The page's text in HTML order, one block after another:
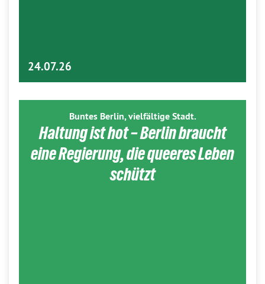
24.07.26
Buntes Berlin, vielfältige Stadt.
Haltung ist hot – Berlin braucht
eine Regierung, die queeres Leben
schützt